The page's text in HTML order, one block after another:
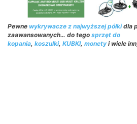
Pewne wykrywacze z najwyższej półkidla
zaawansowanych… do tego sprzęt do
kopania, koszulki, KUBKI, monety i wiele